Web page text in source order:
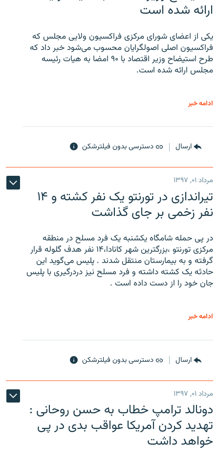
ارائه شده است
یکی از اعضای شورای مرکزی فراکسیون ولایی مجلس که
فراکسیون اصلی اصولگرایان محسوب می‌شود خبر داد که
طرح استیضاح وزیر اقتصاد با ۹۰ امضا به هیات رئیسه
مجلس ارائه شده است.
ادامه خبر
ارسال دسترسی بدون فیلترشکن
مرداد ۰۱, ۱۳۹۷
تیراندازی در تورنتو یک نفر کشته و ۱۴
نفر زخمی بر جای گذاشت
در پی حمله شامگاه یکشنبه یک فرد مسلح در منطقه
مرکزی تورنتو ،‌بزرگترین شهر کانادا،۱۴ نفر هدف گلوله قرار
گرفته و به بیمارستان منتقل شدند . پلیس می‌گوید این
حادثه یک کشته داشته و فرد مسلح نیز دردرگیری با پلیس
جان خود را از دست داده است .
ادامه خبر
ارسال دسترسی بدون فیلترشکن
مرداد ۰۱, ۱۳۹۷
دونالد ترامپ خطاب به حسن روحانی :
تهدید کردن آمریکا عواقب بدی در پی
خواهد داشت